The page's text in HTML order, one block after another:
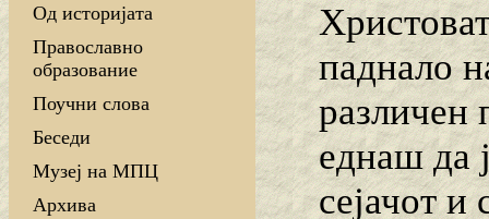
Од историјата
Православно
образование
Поучни слова
Беседи
Музеј на МПЦ
Архива
паднало
различен
еднаш да
сејачот и